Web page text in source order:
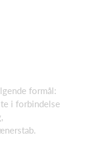
formål:
i forbindelse